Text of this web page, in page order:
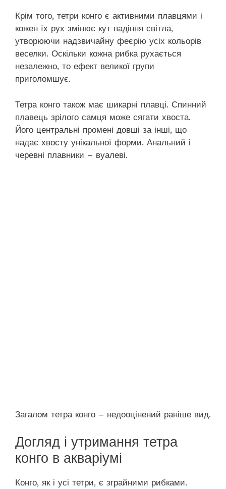
Крім того, тетри конго є активними плавцями і
кожен їх рух змінює кут падіння світла,
утворюючи надзвичайну феєрію усіх кольорів
веселки. Оскільки кожна рибка рухається
незалежно, то ефект великої групи
приголомшує.
Тетра конго також має шикарні плавці. Спинний
плавець зрілого самця може сягати хвоста.
Його центральні промені довші за інші, що
надає хвосту унікальної форми. Анальний і
черевні плавники – вуалеві.
Загалом тетра конго – недооцінений раніше вид.
Догляд і утримання тетра
конго в акваріумі
Конго, як і усі тетри, є зграйними рибками.